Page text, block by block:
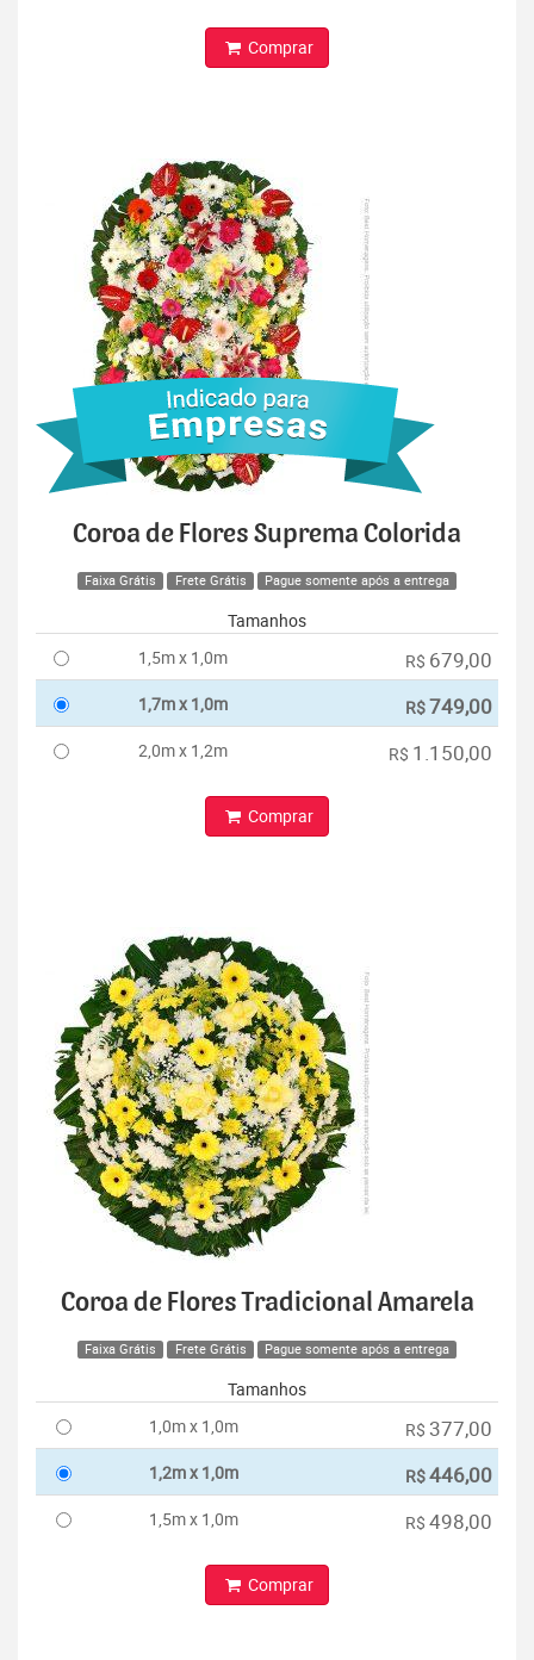
Comprar
Coroa de Flores Suprema Colorida
Faixa Grátis Frete Grátis Pague somente após a entrega
Tamanhos
1,5m x 1,0m
R$ 679,00
1,7m x 1,0m R$749,00
2,0m x 1,2m R$ 1.150,00
Comprar
Coroa de Flores Tradicional Amarela
Faixa Grátis Frete Grátis Pague somente após a entrega
Tamanhos
1,0m x 1,0m
R$ 377,00
1,2m x 1,0m R$446,00
1,5m x 1,0m R$ 498,00
Comprar